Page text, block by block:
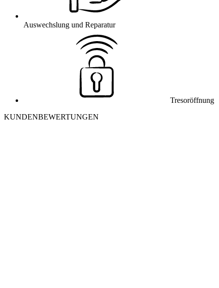
Auswechslung und Reparatur
Tresoröffnung
KUNDENBEWERTUNGEN